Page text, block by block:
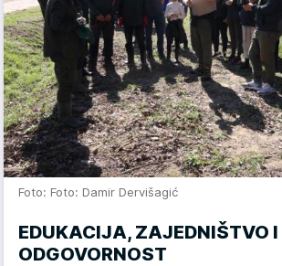
Foto: Foto: Damir Dervišagić
EDUKACIJA, ZAJEDNIŠTVO I
ODGOVORNOST